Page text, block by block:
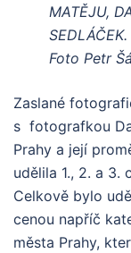
MATĚJU,
Foto Petr
Zaslané
s fotografkou
Prahy a její
udělila 1., 2. a 3.
Celkově bylo
cenou napříč
města Prahy,